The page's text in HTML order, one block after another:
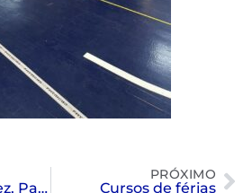
Pela primeira vez, Paineiras sedia Troféu José Finkel, de 28/10 a 1/11
PRÓXIMO
Cursos de férias